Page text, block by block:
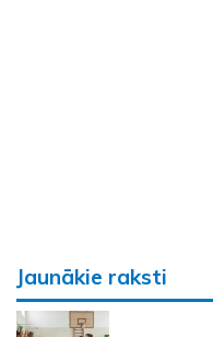
Jaunākie raksti